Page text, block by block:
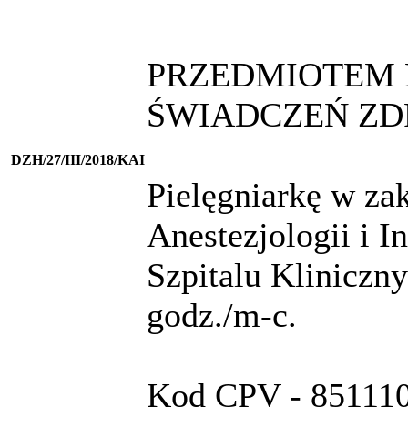
DZH/27/III/2018/KAI
PRZEDMIOTEM
ŚWIADCZEŃ
Pielęgniarkę w
Anestezjologii i
Szpitalu
godz./m-c.
Kod CPV -